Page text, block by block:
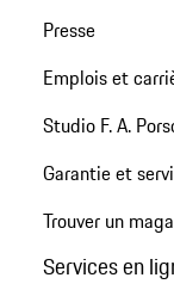
Presse
Emplois et
Studio F. A.
Garantie et
Trouver un
Services en